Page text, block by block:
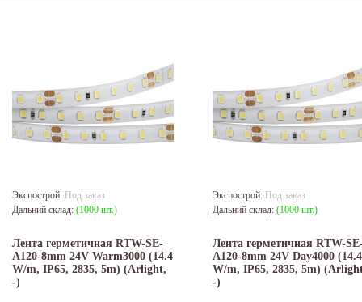
Экспострой: Под заказ
Дальний склад: (1000 шт.)
Лента герметичная RTW-SE-
A120-8mm 24V Warm3000 (14.4
W/m, IP65, 2835, 5m) (Arlight,
-)
Экспострой: Под заказ
Дальний склад: (1000 шт.)
Лента герметичная RTW-
A120-8mm 24V Day4000 (14.4
W/m, IP65, 2835, 5m)
-)